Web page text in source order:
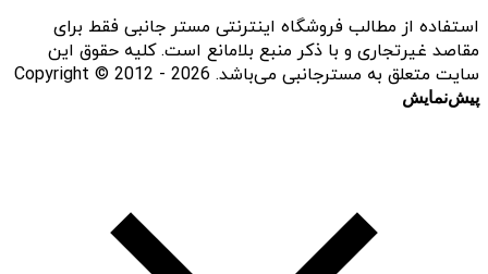
استفاده از مطالب فروشگاه اینترنتی مستر جانبی فقط برای
مقاصد غیرتجاری و با ذکر منبع بلامانع است. کلیه حقوق این
سایت متعلق به مسترجانبی می‌باشد. Copyright © 2012 - 2026
پیش‌نمایش